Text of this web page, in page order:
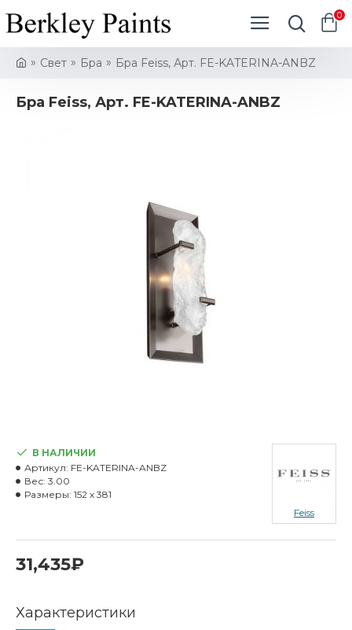
0
Свет Бра Бра Feiss, Арт. FE-KATERINA-ANBZ
Бра Feiss, Арт. FE-KATERINA-ANBZ
31,435₽
В НАЛИЧИИ
Артикул: FE-KATERINA-ANBZ
Вес: 3.00
Размеры: 152 x 381
Feiss
Характеристики